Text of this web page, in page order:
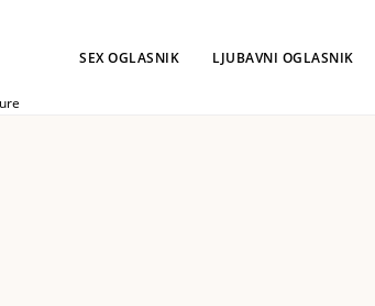
SEX OGLASNIK LJUBAVNI OGLASNIK